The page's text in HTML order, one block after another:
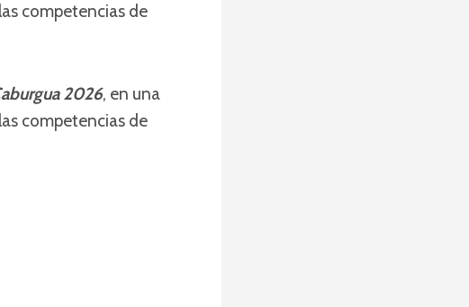
competencias de
2026, en una
competencias de